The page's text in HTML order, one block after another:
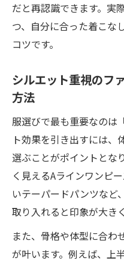
だと再認識できます。実
つ、自分に合った着こな
コツです。
シルエット重視のフ
方法
服選びで最も重要なのは
ト効果を引き出すには、
選ぶことがポイントとな
く見えるAラインワンピ
いテーパードパンツなど
取り入れると印象が大き
また、骨格や体型に合わ
が叶います。例えば、上